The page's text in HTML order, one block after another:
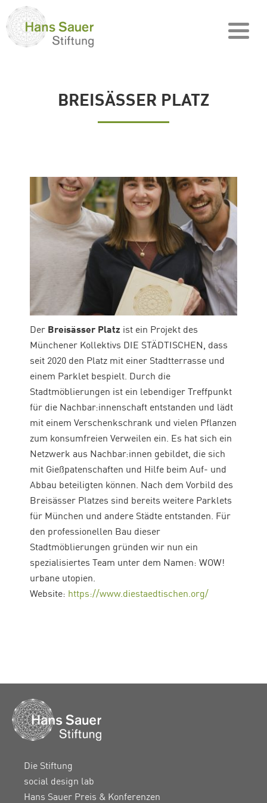
BREISÄSSER PLATZ
Der Breisässer Platz ist ein Projekt des
Münchener Kollektivs DIE STÄDTISCHEN, dass
seit 2020 den Platz mit einer Stadtterrasse und
einem Parklet bespielt. Durch die
Stadtmöblierungen ist ein lebendiger Treffpunkt
für die Nachbar:innenschaft entstanden und lädt
mit einem Verschenkschrank und vielen Pflanzen
zum konsumfreien Verweilen ein. Es hat sich ein
Netzwerk aus Nachbar:innen gebildet, die sich
mit Gießpatenschaften und Hilfe beim Auf- und
Abbau beteiligten können. Nach dem Vorbild des
Breisässer Platzes sind bereits weitere Parklets
für München und andere Städte entstanden. Für
den professionellen Bau dieser
Stadtmöblierungen gründen wir nun ein
spezialisiertes Team unter dem Namen: WOW!
urbane utopien.
Website: https://www.diestaedtischen.org/
Die Stiftung
social design lab
Hans Sauer Preis & Konferenzen